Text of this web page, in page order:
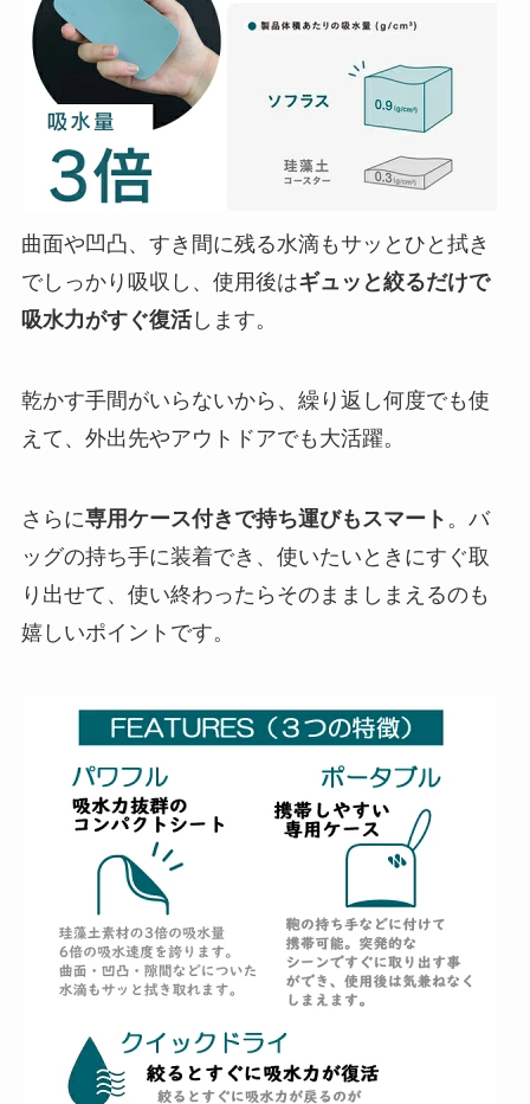
曲面や凹凸、すき間に残る水滴もサッとひと拭き
でしっかり吸収し、使用後はギュッと絞るだけで
吸水力がすぐ復活します。
乾かす手間がいらないから、繰り返し何度でも使
えて、外出先やアウトドアでも大活躍。
さらに専用ケース付きで持ち運びもスマート 。バ
ッグの持ち手に装着でき、使いたいときにすぐ取
り出せて、使い終わったらそのまましまえるのも
嬉しいポイントです。